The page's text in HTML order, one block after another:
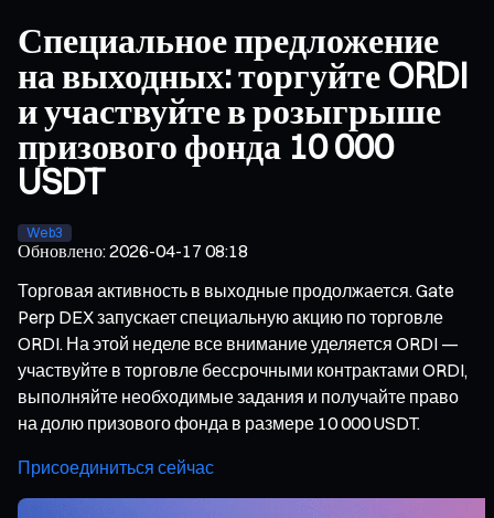
Специальное предложение
на выходных: торгуйте ORDI
и участвуйте в розыгрыше
призового фонда 10 000
USDT
Web3
Обновлено:2026-04-17 08:18
Торговая активность в выходные продолжается. Gate
Perp DEX запускает специальную акцию по торговле
ORDI. На этой неделе все внимание уделяется ORDI —
участвуйте в торговле бессрочными контрактами ORDI,
выполняйте необходимые задания и получайте право
на долю призового фонда в размере 10 000 USDT.
Присоединиться сейчас